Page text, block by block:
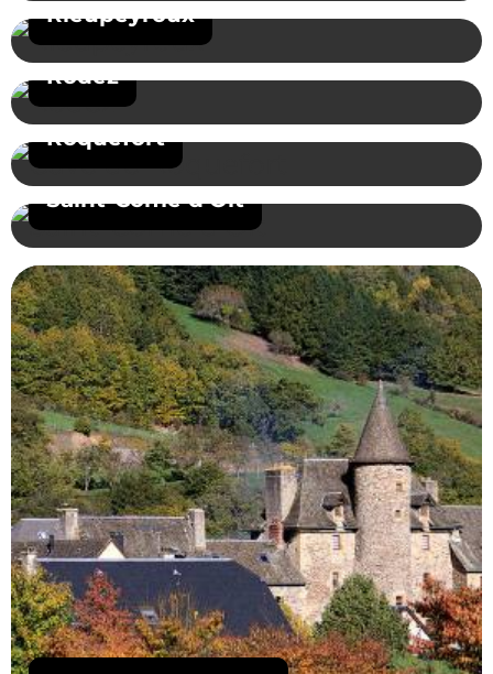
Rieupeyroux
Rodez
Roquefort
Saint-Come d'Olt